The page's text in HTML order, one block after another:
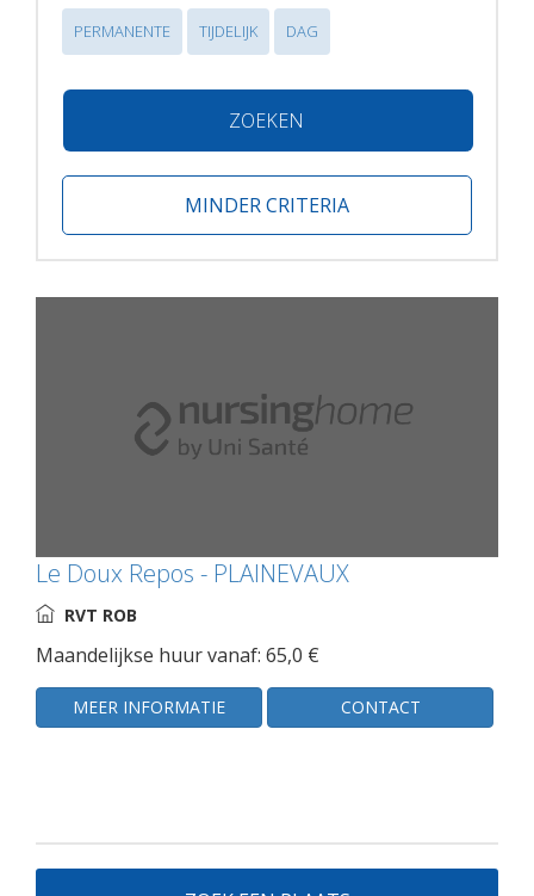
PERMANENTE TIJDELIJK DAG
ZOEKEN
MINDER CRITERIA
Le Doux Repos - PLAINEVAUX
RVT ROB
Maandelijkse huur vanaf: 65,0 €
MEER INFORMATIE CONTACT